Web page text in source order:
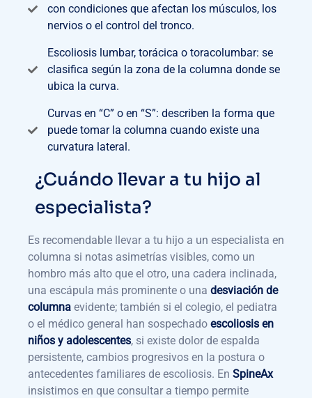
con condiciones que afectan los músculos, los
nervios o el control del tronco.
Escoliosis lumbar, torácica o toracolumbar: se
clasifica según la zona de la columna donde se
ubica la curva.
Curvas en “C” o en “S”: describen la forma que
puede tomar la columna cuando existe una
curvatura lateral.
¿Cuándo llevar a tu hijo al
especialista?
Es recomendable llevar a tu hijo a un especialista en
columna si notas asimetrías visibles, como un
hombro más alto que el otro, una cadera inclinada,
una escápula más prominente o una desviación de
columna evidente; también si el colegio, el pediatra
o el médico general han sospechado escoliosis en
niños y adolescentes, si existe dolor de espalda
persistente, cambios progresivos en la postura o
antecedentes familiares de escoliosis. En SpineAx
insistimos en que consultar a tiempo permite